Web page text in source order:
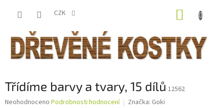
CZK
Třídíme barvy a tvary, 15 dílů 12562
Průměrné
Neohodnoceno Podrobnosti hodnocení Značka: Goki